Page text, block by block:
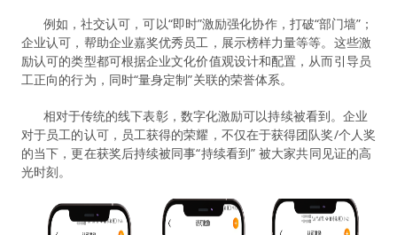
例如，社交认可，可以“即时”激励强化协作，打破“部门墙”；
企业认可，帮助企业嘉奖优秀员工，展示榜样力量等等。这些激
励认可的类型都可根据企业文化价值观设计和配置，从而引导员
工正向的行为，同时“量身定制”关联的荣誉体系。
相对于传统的线下表彰，数字化激励可以持续被看到。企业
对于员工的认可，员工获得的荣耀，不仅在于获得团队奖/个人奖
的当下，更在获奖后持续被同事“持续看到” 被大家共同见证的高
光时刻。